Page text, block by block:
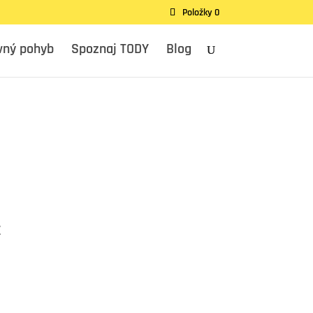
Položky 0
pohyb Spoznaj TODY Blog